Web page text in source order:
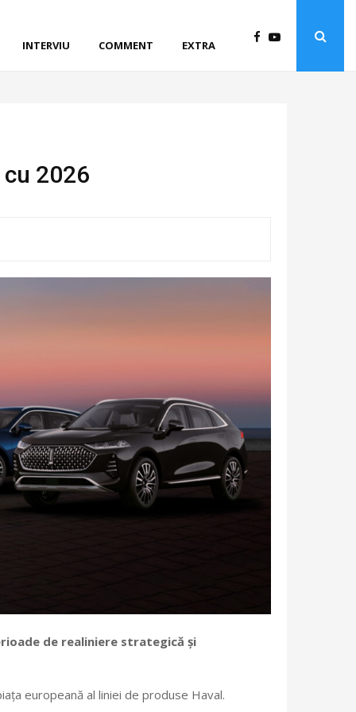
INTERVIU COMMENT EXTRA
2026
de realiniere strategică și
europeană al liniei de produse Haval.